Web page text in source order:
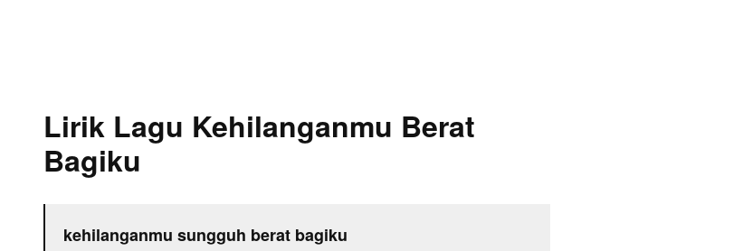
Lirik Lagu Kehilanganmu Berat
Bagiku
kehilanganmu sungguh berat bagiku